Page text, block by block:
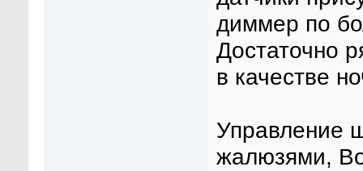
диммер по
Достаточно
в качестве
Управление
жалюзями,